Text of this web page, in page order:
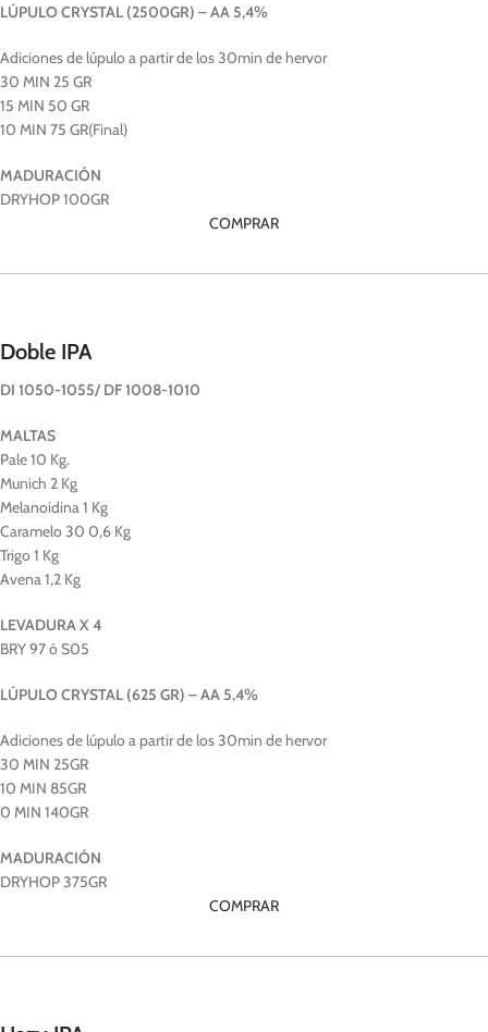
LÚPULO CRYSTAL (2500GR) – AA 5,4%
Adiciones de lúpulo a partir de los 30min de hervor
30 MIN 25 GR
15 MIN 50 GR
10 MIN 75 GR(Final)
MADURACIÓN
DRYHOP 100GR
COMPRAR
Doble IPA
DI 1050-1055/ DF 1008-1010
MALTAS
Pale 10 Kg.
Munich 2 Kg
Melanoidina 1 Kg
Caramelo 30 0,6 Kg
Trigo 1 Kg
Avena 1,2 Kg
LEVADURA X 4
BRY 97 ó S05
LÚPULO CRYSTAL (625 GR) – AA 5,4%
Adiciones de lúpulo a partir de los 30min de hervor
30 MIN 25GR
10 MIN 85GR
0 MIN 140GR
MADURACIÓN
DRYHOP 375GR
COMPRAR